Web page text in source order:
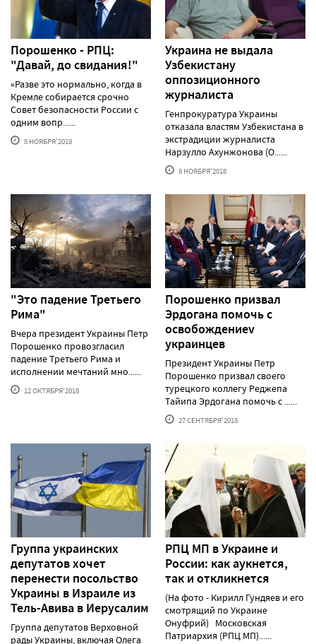
Порошенко - РПЦ:
"Давай, до свидания!"
«Разве это нормально, когда в
Кремле собирается срочно
Совет безопасности России с
одним вопр......
8 НОЯБРЯ'2018
Украина не выдала
Узбекистану
оппозиционного
журналиста
Генпрокуратура Украины
отказала властям Узбекистана в
экстрадиции журналиста
Нарзулло Ахунжонова (О......
8 НОЯБРЯ'2018
"Это падение Третьего
Рима"
Вчера президент Украины Петр
Порошенко провозгласил
падение Третьего Рима и
исполнении мечтаний мно......
12 ОКТЯБРЯ'2018
Порошенко призвал
Эрдогана помочь с
освобождениеv
украинцев
Президент Украины Петр
Порошенко призвал своего
турецкого коллегу Реджепа
Тайипа Эрдогана помочь с ......
27 СЕНТЯБРЯ'2018
Группа украинских
депутатов хочет
перенести посольство
Украины в Израиле из
Тель-Авива в Иерусалим
Группа депутатов Верховной
рады Украины, включая Олега
РПЦ МП в Украине и
России: как аукнется,
так и откликнется
(На фото - Кирилл Гундяев и его
смотрящий по Украине
Онуфрий) Московская
Патриархия (РПЦ МП)......